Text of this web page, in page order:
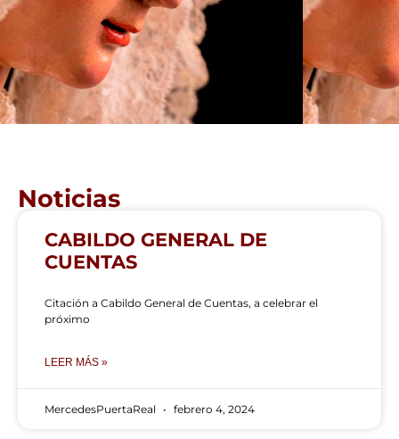
Noticias
CABILDO GENERAL DE
CUENTAS
Citación a Cabildo General de Cuentas, a celebrar el
próximo
LEER MÁS »
MercedesPuertaReal febrero 4, 2024